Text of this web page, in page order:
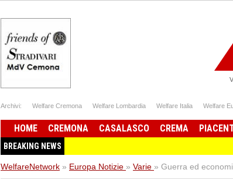
Archivi: Welfare Cremona Welfare Lombardia Welfare Italia Welfare
HOME CREMONA CASALASCO CREMA
BREAKING NEWS
WelfareNetwork » Europa Notizie » Varie » Guerra ed